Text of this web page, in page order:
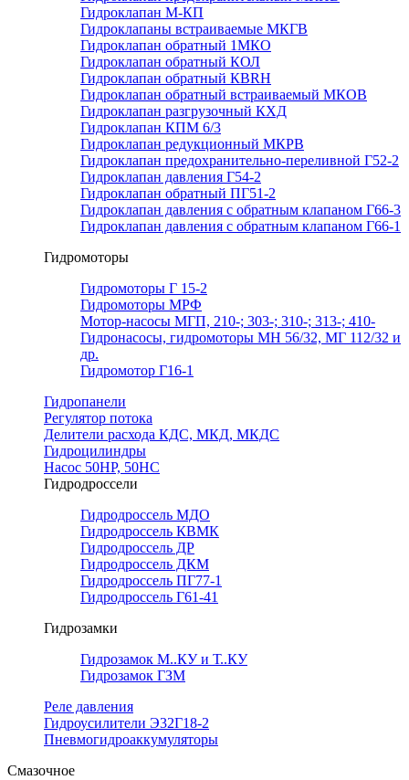
Гидроклапан М-КП
Гидроклапаны встраиваемые МКГВ
Гидроклапан обратный 1МКО
Гидроклапан обратный КОЛ
Гидроклапан обратный КВRН
Гидроклапан обратный встраиваемый МКОВ
Гидроклапан разгрузочный КХД
Гидроклапан КПМ 6/3
Гидроклапан редукционный МКРВ
Гидроклапан предохранительно-переливной Г52-2
Гидроклапан давления Г54-2
Гидроклапан обратный ПГ51-2
Гидроклапан давления с обратным клапаном Г66-3
Гидроклапан давления с обратным клапаном Г66-1
Гидромоторы
Гидромоторы Г 15-2
Гидромоторы МРФ
Мотор-насосы МГП, 210-; 303-; 310-; 313-; 410-
Гидронасосы, гидромоторы МН 56/32, МГ 112/32 и
др.
Гидромотор Г16-1
Гидропанели
Регулятор потока
Делители расхода КДС, МКД, МКДС
Гидроцилиндры
Насос 50НР, 50НС
Гидродроссели
Гидродроссель МДО
Гидродроссель КВМК
Гидродроссель ДР
Гидродроссель ДКМ
Гидродроссель ПГ77-1
Гидродроссель Г61-41
Гидрозамки
Гидрозамок М..КУ и Т..КУ
Гидрозамок ГЗМ
Реле давления
Гидроусилители Э32Г18-2
Пневмогидроаккумуляторы
Смазочное